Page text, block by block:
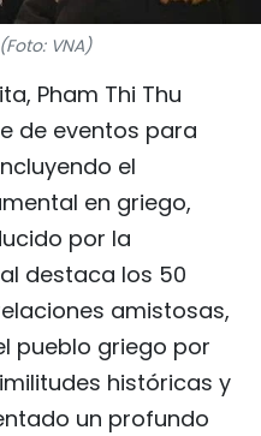
VNA)
Pham Thi Thu
de eventos para
el
en griego,
por la
destaca los 50
amistosas,
pueblo griego por
históricas y
un profundo